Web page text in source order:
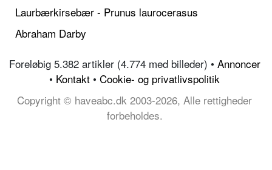
Laurbærkirsebær - Prunus laurocerasus
Abraham Darby
Foreløbig 5.382 artikler (4.774 med billeder) • Annoncer
• Kontakt • Cookie- og privatlivspolitik
Copyright © haveabc.dk 2003-2026, Alle rettigheder
forbeholdes.